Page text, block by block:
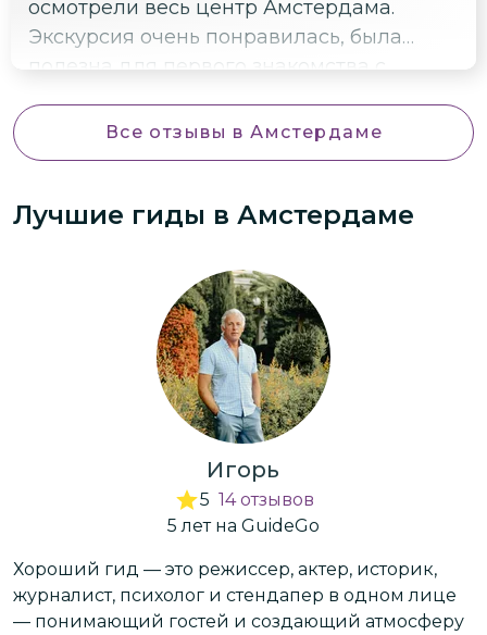
осмотрели весь центр Амстердама.
Экскурсия очень понравилась, была
полезна для первого знакомства с
Все отзывы в Амстердаме
Лучшие гиды в Амстердаме
Игорь
5 14 отзывов
5 летна GuideGo
Хороший гид — это режиссер, актер, историк,
журналист, психолог и стендапер в одном лице
— понимающий гостей и создающий атмосферу